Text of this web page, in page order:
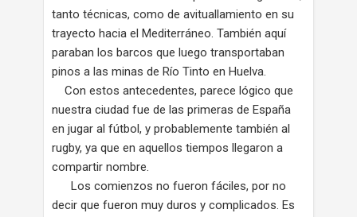
tanto técnicas, como de avituallamiento en su
trayecto hacia el Mediterráneo. También aquí
paraban los barcos que luego transportaban
pinos a las minas de Río Tinto en Huelva.
Con estos antecedentes, parece lógico que
nuestra ciudad fue de las primeras de España
en jugar al fútbol, y probablemente también al
rugby, ya que en aquellos tiempos llegaron a
compartir nombre.
Los comienzos no fueron fáciles, por no
decir que fueron muy duros y complicados. Es